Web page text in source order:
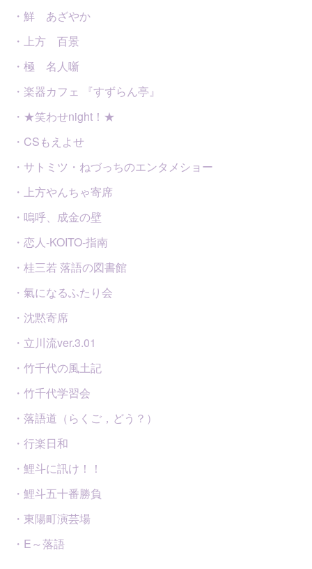
・鮮 あざやか
・上方 百景
・極 名人噺
・楽器カフェ 『すずらん亭』
・★笑わせnight！★
・CSもえよせ
・サトミツ・ねづっちのエンタメショー
・上方やんちゃ寄席
・嗚呼、成金の壁
・恋人-KOITO-指南
・桂三若 落語の図書館
・氣になるふたり会
・沈黙寄席
・立川流ver.3.01
・竹千代の風土記
・竹千代学習会
・落語道（らくご，どう？）
・行楽日和
・鯉斗に訊け！！
・鯉斗五十番勝負
・東陽町演芸場
・E～落語